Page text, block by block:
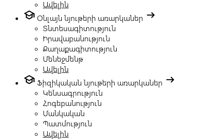
Ավելին
school Օնլայն նյութերի առարկաներ arrow_right_alt
Տնտեսագիտություն
Իրավաբանություն
Քաղաքագիտություն
Մենեջմենթ
Ավելին
school Ֆիզիկական նյութերի առարկաներ arrow_right_alt
Կենսագրություն
Հոգեբանություն
Մանկական
Պատմություն
Ավելին